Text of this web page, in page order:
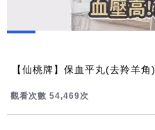
【仙桃牌】保血平丸(去羚羊角)
觀看次數 54,478次